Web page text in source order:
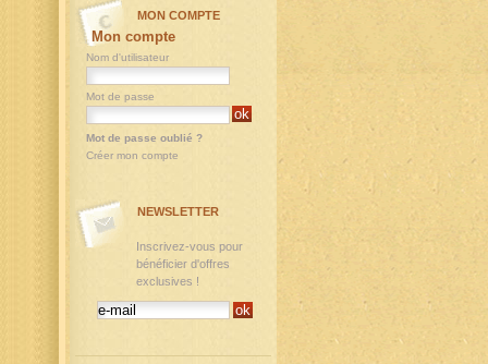
MON COMPTE
Mon compte
Nom d'utilisateur
Mot de passe
Mot de passe oublié ?
Créer mon compte
NEWSLETTER
Inscrivez-vous pour
bénéficier d'offres
exclusives !